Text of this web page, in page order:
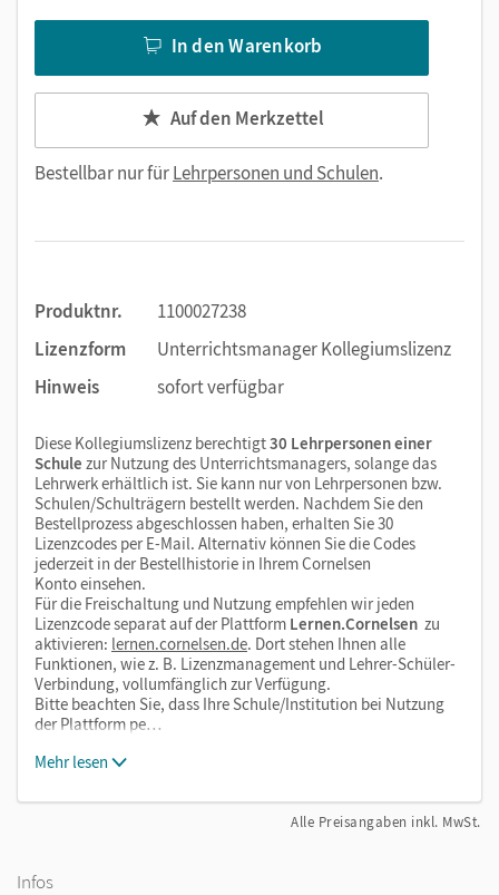
In den Warenkorb
Auf den Merkzettel
Bestellbar nur fürLehrpersonen und Schulen.
Produktnr.
1100027238
Lizenzform
Unterrichtsmanager Kollegiumslizenz
Hinweis
sofort verfügbar
Diese Kollegiumslizenz berechtigt30 Lehrpersonen einer
Schule zur Nutzung des Unterrichtsmanagers, solange das
Lehrwerk erhältlich ist. Sie kann nur von Lehrpersonen bzw.
Schulen/Schulträgern bestellt werden. Nachdem Sie den
Bestellprozess abgeschlossen haben, erhalten Sie 30
Lizenzcodes per E-Mail. Alternativ können Sie die Codes
jederzeit in der Bestellhistorie in Ihrem Cornelsen
Konto einsehen.
Für die Freischaltung und Nutzung empfehlen wir jeden
Lizenzcode separat auf der Plattform Lernen.Cornelsen zu
aktivieren: lernen.cornelsen.de. Dort stehen Ihnen alle
Funktionen, wie z. B. Lizenzmanagement und Lehrer-Schüler-
Verbindung, vollumfänglich zur Verfügung.
Bitte beachten Sie, dass Ihre Schule/Institution bei Nutzung
der Plattform pe…
Mehr lesen
Alle Preisangaben inkl. MwSt.
Infos